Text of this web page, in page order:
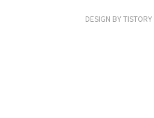
DESIGN BYTISTORY